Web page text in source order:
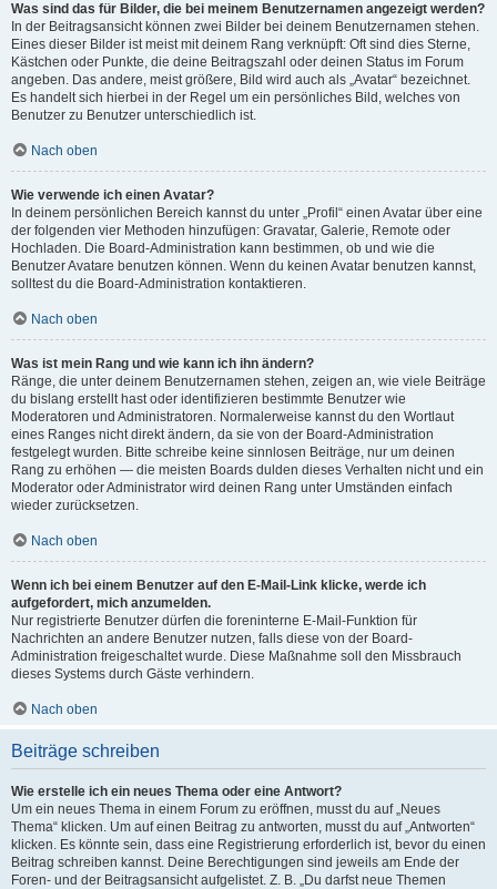
Was sind das für Bilder, die bei meinem Benutzernamen angezeigt werden?
In der Beitragsansicht können zwei Bilder bei deinem Benutzernamen stehen.
Eines dieser Bilder ist meist mit deinem Rang verknüpft: Oft sind dies Sterne,
Kästchen oder Punkte, die deine Beitragszahl oder deinen Status im Forum
angeben. Das andere, meist größere, Bild wird auch als „Avatar“ bezeichnet.
Es handelt sich hierbei in der Regel um ein persönliches Bild, welches von
Benutzer zu Benutzer unterschiedlich ist.
Nach oben
Wie verwende ich einen Avatar?
In deinem persönlichen Bereich kannst du unter „Profil“ einen Avatar über eine
der folgenden vier Methoden hinzufügen: Gravatar, Galerie, Remote oder
Hochladen. Die Board-Administration kann bestimmen, ob und wie die
Benutzer Avatare benutzen können. Wenn du keinen Avatar benutzen kannst,
solltest du die Board-Administration kontaktieren.
Nach oben
Was ist mein Rang und wie kann ich ihn ändern?
Ränge, die unter deinem Benutzernamen stehen, zeigen an, wie viele Beiträge
du bislang erstellt hast oder identifizieren bestimmte Benutzer wie
Moderatoren und Administratoren. Normalerweise kannst du den Wortlaut
eines Ranges nicht direkt ändern, da sie von der Board-Administration
festgelegt wurden. Bitte schreibe keine sinnlosen Beiträge, nur um deinen
Rang zu erhöhen — die meisten Boards dulden dieses Verhalten nicht und ein
Moderator oder Administrator wird deinen Rang unter Umständen einfach
wieder zurücksetzen.
Nach oben
Wenn ich bei einem Benutzer auf den E-Mail-Link klicke, werde ich
aufgefordert, mich anzumelden.
Nur registrierte Benutzer dürfen die foreninterne E-Mail-Funktion für
Nachrichten an andere Benutzer nutzen, falls diese von der Board-
Administration freigeschaltet wurde. Diese Maßnahme soll den Missbrauch
dieses Systems durch Gäste verhindern.
Nach oben
Beiträge schreiben
Wie erstelle ich ein neues Thema oder eine Antwort?
Um ein neues Thema in einem Forum zu eröffnen, musst du auf „Neues
Thema“ klicken. Um auf einen Beitrag zu antworten, musst du auf „Antworten“
klicken. Es könnte sein, dass eine Registrierung erforderlich ist, bevor du einen
Beitrag schreiben kannst. Deine Berechtigungen sind jeweils am Ende der
Foren- und der Beitragsansicht aufgelistet. Z. B. „Du darfst neue Themen